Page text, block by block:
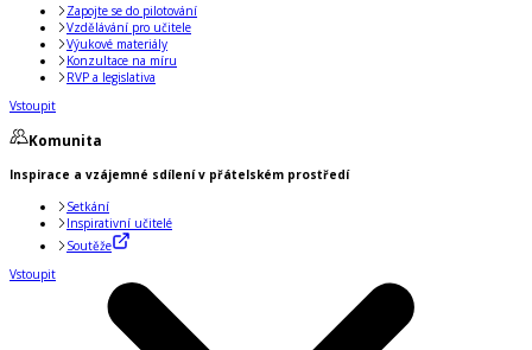
Zapojte se do pilotování
Vzdělávání pro učitele
Výukové materiály
Konzultace na míru
RVP a legislativa
Vstoupit
Komunita
Inspirace a vzájemné sdílení v přátelském prostředí
Setkání
Inspirativní učitelé
Soutěže
Vstoupit